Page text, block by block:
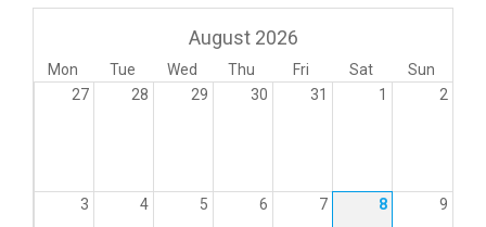
August 2026
Mon Tue Wed Thu Fri Sat
Sun
27
28 29 30 31 1 2
3 4 5 6 7 8 9